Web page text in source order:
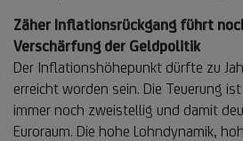
Zäher Inflationsrückgang führt
Verschärfung der Geldpolitik
Der Inflationshöhepunkt dürfte zu
erreicht worden sein. Die Teuerung
immer noch zweistellig und damit
Euroraum. Die hohe Lohndynamik,